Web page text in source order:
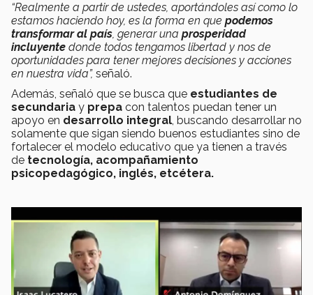
“Realmente a partir de ustedes, aportándoles así como lo
estamos haciendo hoy, es la forma en que podemos
transformar al país, generar una prosperidad
incluyente donde todos tengamos libertad y nos de
oportunidades para tener mejores decisiones y acciones
en nuestra vida”, señaló.
Además, señaló que se busca que estudiantes de
secundaria y prepa con talentos puedan tener un
apoyo en desarrollo integral, buscando desarrollar no
solamente que sigan siendo buenos estudiantes sino de
fortalecer el modelo educativo que ya tienen a través
de tecnología, acompañamiento
psicopedagógico, inglés, etcétera.